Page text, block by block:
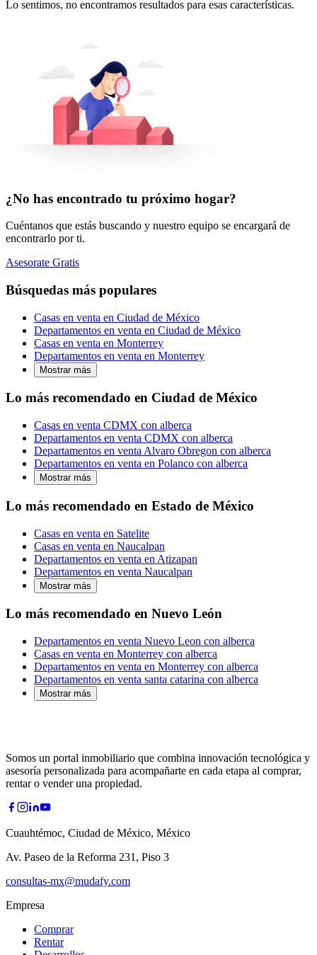
Lo sentimos, no encontramos resultados para esas características.
¿No has encontrado tu próximo hogar?
Cuéntanos que estás buscando y nuestro equipo se encargará de
encontrarlo por ti.
Asesorate Gratis
Búsquedas más populares
Casas en venta en Ciudad de México
Departamentos en venta en Ciudad de México
Casas en venta en Monterrey
Departamentos en venta en Monterrey
Mostrar más
Lo más recomendado en Ciudad de México
Casas en venta CDMX con alberca
Departamentos en venta CDMX con alberca
Departamentos en venta Alvaro Obregon con alberca
Departamentos en venta en Polanco con alberca
Mostrar más
Lo más recomendado en Estado de México
Casas en venta en Satelite
Casas en venta en Naucalpan
Departamentos en venta en Atizapan
Departamentos en venta Naucalpan
Mostrar más
Lo más recomendado en Nuevo León
Departamentos en venta Nuevo Leon con alberca
Casas en venta en Monterrey con alberca
Departamentos en venta en Monterrey con alberca
Departamentos en venta santa catarina con alberca
Mostrar más
Somos un portal inmobiliario que combina innovación tecnológica y
asesoría personalizada para acompañarte en cada etapa al comprar,
rentar o vender una propiedad.
Cuauhtémoc, Ciudad de México, México
Av. Paseo de la Reforma 231, Piso 3
consultas-mx@mudafy.com
Empresa
Comprar
Rentar